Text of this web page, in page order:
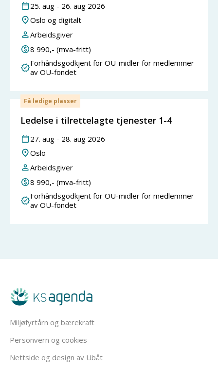
25. aug - 26. aug 2026
Oslo og digitalt
Arbeidsgiver
8 990,- (mva-fritt)
Forhåndsgodkjent for OU-midler for medlemmer
av OU-fondet
Få ledige plasser
Ledelse i tilrettelagte tjenester 1-4
27. aug - 28. aug 2026
Oslo
Arbeidsgiver
8 990,- (mva-fritt)
Forhåndsgodkjent for OU-midler for medlemmer
av OU-fondet
Miljøfyrtårn og bærekraft
Personvern og cookies
Nettside og design av Ubåt